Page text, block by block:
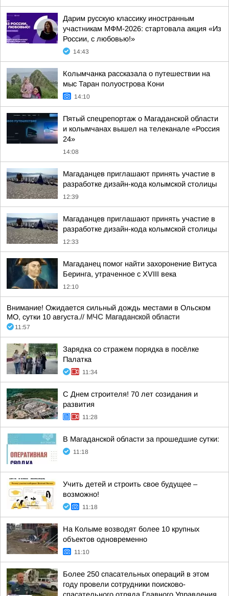
Дарим русскую классику иностранным
участникам МФМ-2026: стартовала акция «Из
России, с любовью!»
14:43
Колымчанка рассказала о путешествии на
мыс Таран полуострова Кони
14:10
Пятый спецрепортаж о Магаданской области
и колымчанах вышел на телеканале «Россия
24»
14:08
Магаданцев приглашают принять участие в
разработке дизайн-кода колымской столицы
12:39
Магаданцев приглашают принять участие в
разработке дизайн-кода колымской столицы
12:33
Магаданец помог найти захоронение Витуса
Беринга, утраченное с XVIII века
12:10
Внимание! Ожидается сильный дождь местами в Ольском
МО, сутки 10 августа.// МЧС Магаданской области
11:57
Зарядка со стражем порядка в посёлке
Палатка
11:34
С Днем строителя! 70 лет созидания и
развития
11:28
В Магаданской области за прошедшие сутки:
11:18
Учить детей и строить свое будущее –
возможно!
11:18
На Колыме возводят более 10 крупных
объектов одновременно
11:10
Более 250 спасательных операций в этом
году провели сотрудники поисково-